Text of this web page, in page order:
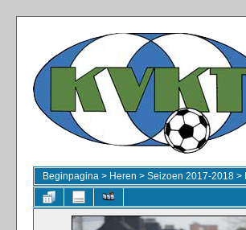
Beginpagina > Heren > Seizoen 2017-2018 >